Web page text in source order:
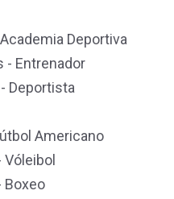
Deportiva
- Entrenador
Deportista
Americano
Vóleibol
Boxeo